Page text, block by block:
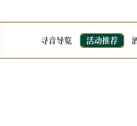
寻音导览 活动推荐